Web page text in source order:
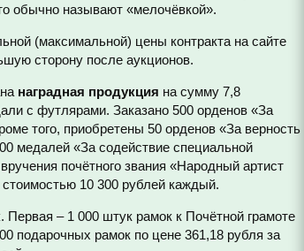
обычно называют «мелочёвкой».
(максимальной) цены контракта на сайте
сторону после аукционов.
наградная продукция на сумму 7,8
с футлярами. Заказано 500 орденов «За
того, приобретены 50 орденов «За верность
медалей «За содействие специальной
почётного звания «Народный артист
10 300 рублей каждый.
. Первая – 1 000 штук рамок к Почётной грамоте
подарочных рамок по цене 361,18 рубля за